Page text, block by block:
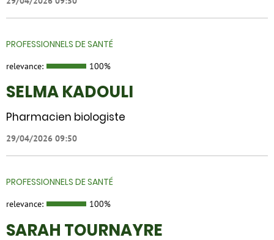
PROFESSIONNELS DE SANTÉ
relevance: 100%
SELMA KADOULI
Pharmacien biologiste
29/04/2026 09:50
PROFESSIONNELS DE SANTÉ
relevance: 100%
SARAH TOURNAYRE